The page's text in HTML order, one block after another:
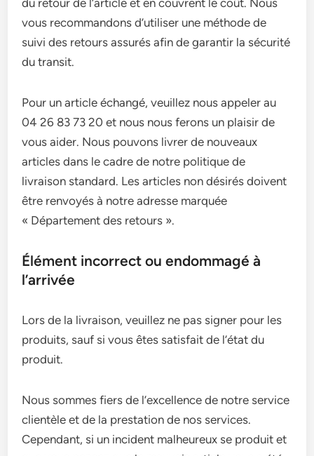
du retour de l’article et en couvrent le coût. Nous
vous recommandons d’utiliser une méthode de
suivi des retours assurés afin de garantir la sécurité
du transit.
Pour un article échangé, veuillez nous appeler au
04 26 83 73 20 et nous nous ferons un plaisir de
vous aider. Nous pouvons livrer de nouveaux
articles dans le cadre de notre politique de
livraison standard. Les articles non désirés doivent
être renvoyés à notre adresse marquée
« Département des retours ».
Élément incorrect ou endommagé à
l’arrivée
Lors de la livraison, veuillez ne pas signer pour les
produits, sauf si vous êtes satisfait de l’état du
produit.
Nous sommes fiers de l’excellence de notre service
clientèle et de la prestation de nos services.
Cependant, si un incident malheureux se produit et